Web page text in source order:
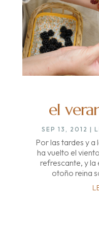
el
SEP 13, 2012 |
Por las tardes y a
ha vuelto el
refrescante, y la
otoño reina